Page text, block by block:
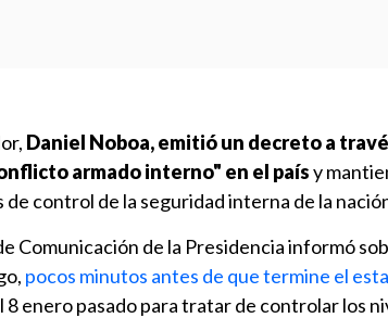
Daniel Noboa, emitió un decreto a
armado interno" en el paísy
control de la seguridad interna de la
Comunicación de la Presidencia informó
pocos minutos antes de que termine el
8 enero pasado para tratar de controlar los